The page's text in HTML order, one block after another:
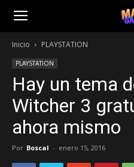
Inicio PLAYSTATION
PLAYSTATION
Hay un tema
Witcher 3
ahora mismo
Por Boscal - enero 15, 2016